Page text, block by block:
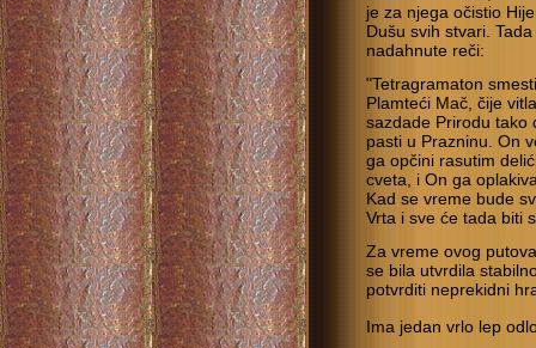
je za njega očistio
Dušu svih stvari.
nadahnute reči:
"Tetragramaton
Plamteći Mač, čije
sazdade Prirodu tako
pasti u Prazninu. On
ga opčini rasutim
cveta, i On ga
Kad se vreme bude
Vrta i sve će tada biti
Za vreme ovog
se bila utvrdila
potvrditi neprekidni
Ima jedan vrlo lep